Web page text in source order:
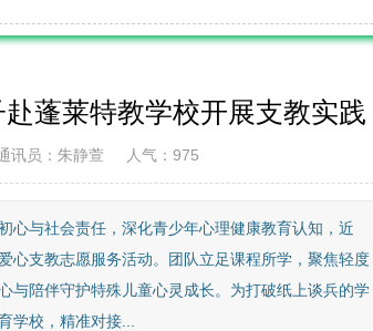
蓬莱特教学校开展支教实践
讯员：朱静萱 人气： 975
心与社会责任，深化青少年心理健康教育认知，近
心支教志愿服务活动。团队立足课程所学，聚焦轻度
与陪伴守护特殊儿童心灵成长。为打破纸上谈兵的学
学校，精准对接...